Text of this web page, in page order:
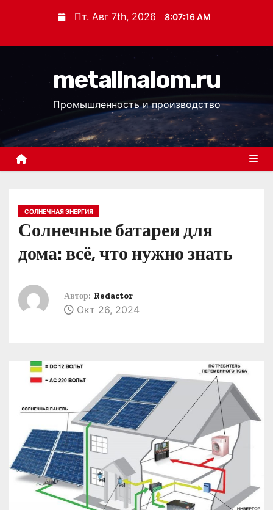
с
Пт. Авг 7th, 2026 8:07:17 AM
metallnalom.ru
Промышленность и производство
СОЛНЕЧНАЯ ЭНЕРГИЯ
Солнечные батареи для
дома: всё, что нужно знать
Автор: Redactor
Окт 26, 2024